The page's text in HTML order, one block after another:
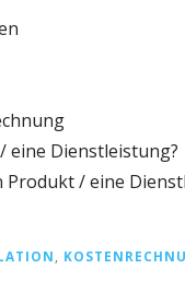
eine Dienstleistung?
/ eine